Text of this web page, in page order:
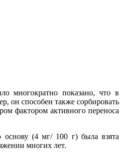
многократно показано, что в
он способен также сорбировать
фактором активного переноса
(4 мг/ 100 г) была взята
многих лет.